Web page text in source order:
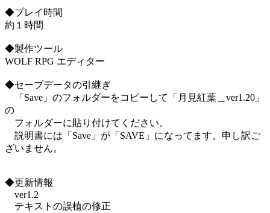
◆プレイ時間
約１時間
◆製作ツール
WOLF RPG エディター
◆セーブデータの引継ぎ
「Save」のフォルダーをコピーして「月見紅葉＿ver1.20」
の
フォルダーに貼り付けてください。
説明書には「Save」が「SAVE」になってます。申し訳ご
ざいません。
◆更新情報
ver1.2
テキストの誤植の修正